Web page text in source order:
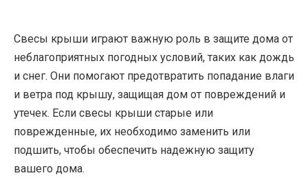
Свесы крыши играют важную роль в защите дома от
неблагоприятных погодных условий, таких как дождь
и снег. Они помогают предотвратить попадание влаги
и ветра под крышу, защищая дом от повреждений и
утечек. Если свесы крыши старые или
поврежденные, их необходимо заменить или
подшить, чтобы обеспечить надежную защиту
вашего дома.